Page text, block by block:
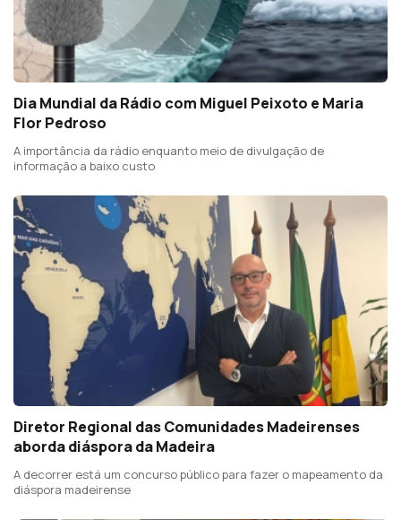
Dia Mundial da Rádio com Miguel Peixoto e Maria
Flor Pedroso
A importância da rádio enquanto meio de divulgação de
informação a baixo custo
Diretor Regional das Comunidades Madeirenses
aborda diáspora da Madeira
A decorrer está um concurso público para fazer o mapeamento da
diáspora madeirense